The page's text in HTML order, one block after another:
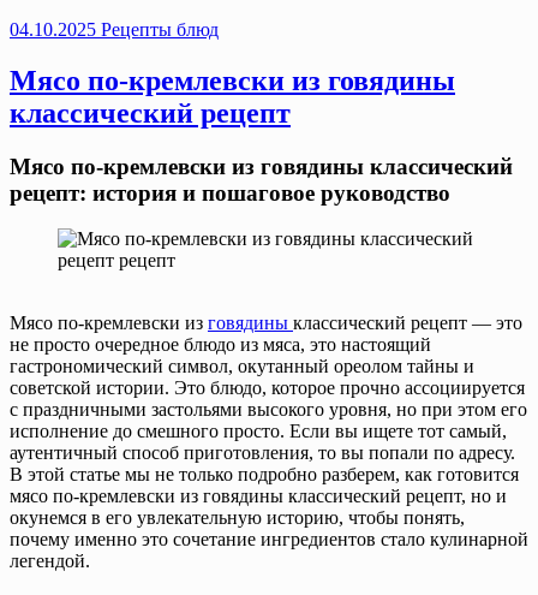
04.10.2025 Рецепты блюд
Мясо по-кремлевски из говядины
классический рецепт
Мясо по-кремлевски из говядины классический
рецепт: история и пошаговое руководство
Мясо по-кремлевски из говядины классический рецепт — это
не просто очередное блюдо из мяса, это настоящий
гастрономический символ, окутанный ореолом тайны и
советской истории. Это блюдо, которое прочно ассоциируется
с праздничными застольями высокого уровня, но при этом его
исполнение до смешного просто. Если вы ищете тот самый,
аутентичный способ приготовления, то вы попали по адресу.
В этой статье мы не только подробно разберем, как готовится
мясо по-кремлевски из говядины классический рецепт, но и
окунемся в его увлекательную историю, чтобы понять,
почему именно это сочетание ингредиентов стало кулинарной
легендой.